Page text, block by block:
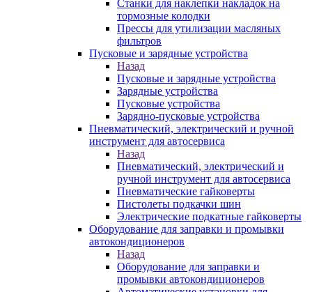
Станки для наклепки накладок на
тормозные колодки
Прессы для утилизации масляных
фильтров
Пусковые и зарядные устройства
Назад
Пусковые и зарядные устройства
Зарядные устройства
Пусковые устройства
Зарядно-пусковые устройства
Пневматический, электрический и ручной
инструмент для автосервиса
Назад
Пневматический, электрический и
ручной инструмент для автосервиса
Пневматические гайковерты
Пистолеты подкачки шин
Электрические подкатные гайковерты
Оборудование для заправки и промывки
автокондиционеров
Назад
Оборудование для заправки и
промывки автокондиционеров